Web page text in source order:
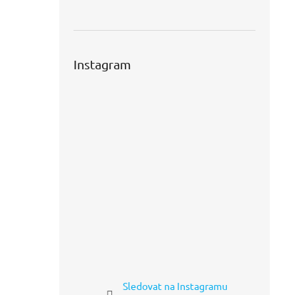
Instagram
Sledovat na Instagramu